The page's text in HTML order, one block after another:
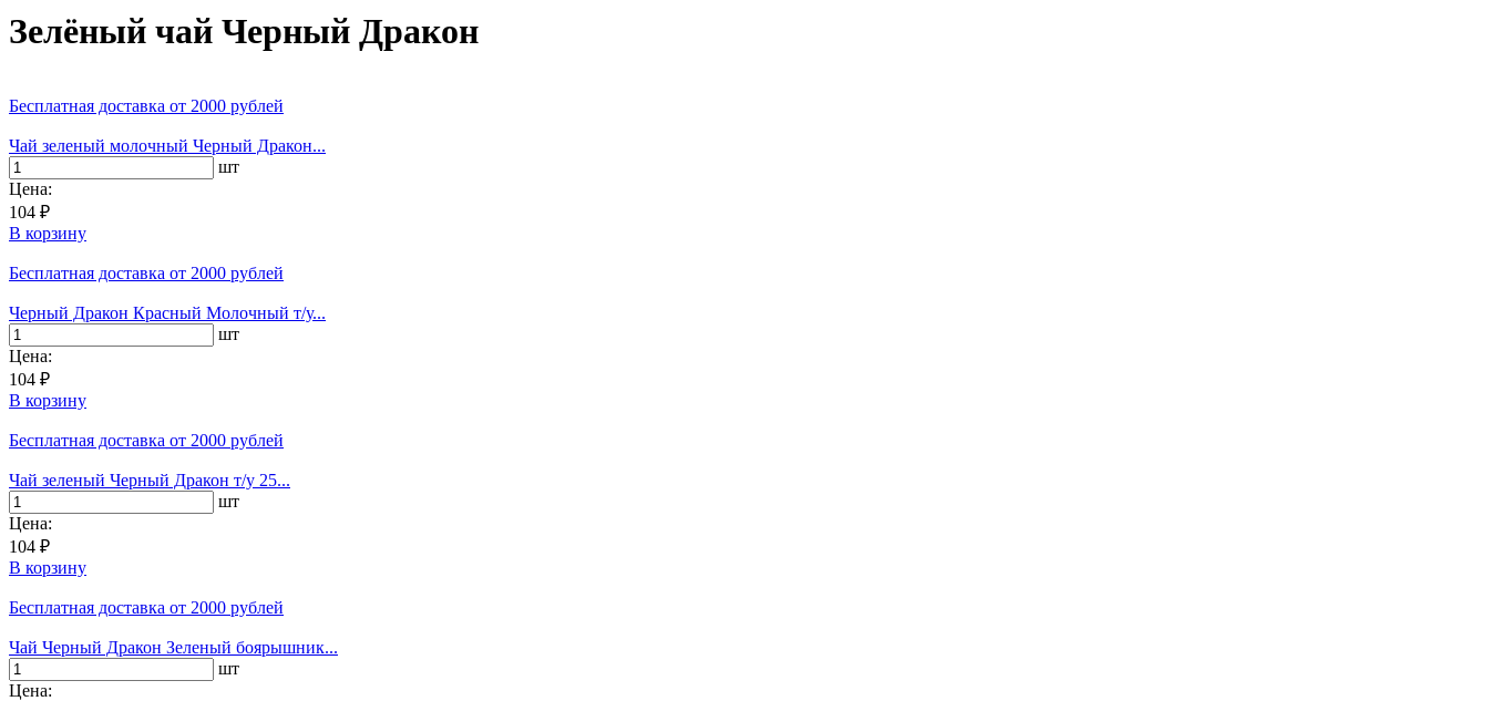
Зелёный чай Черный Дракон
Бесплатная доставка от 2000 рублей
Чай зеленый молочный Черный Дракон...
шт
Цена:
104 ₽
В корзину
Бесплатная доставка от 2000 рублей
Черный Дракон Красный Молочный т/у...
шт
Цена:
104 ₽
В корзину
Бесплатная доставка от 2000 рублей
Чай зеленый Черный Дракон т/у 25...
шт
Цена:
104 ₽
В корзину
Бесплатная доставка от 2000 рублей
Чай Черный Дракон Зеленый боярышник...
шт
Цена: